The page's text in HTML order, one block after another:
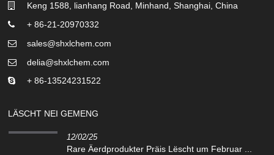
Keng 1588, lianhang Road, Minhand, Shanghai, China
+ 86-21-20970332
sales@shxlchem.com
delia@shxlchem.com
+ 86-13524231522
LÄSCHT NEI GEMENG
12/02/25
Rare Äerdprodukter Präis Lëscht um Februar ...